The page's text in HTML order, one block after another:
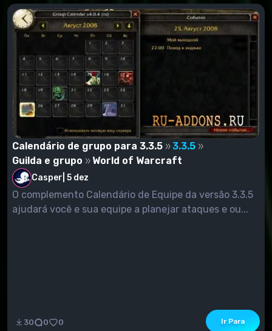
Calendário de grupo para 3.3.5
3.3.5
Guilda e grupo
World of Warcraft
Casper 5 dez
O complemento Calendário de Equipe da versão 3.3.5
ajudará você e sua equipe a planejar ataques e ou...
30 0 0 Ir Para